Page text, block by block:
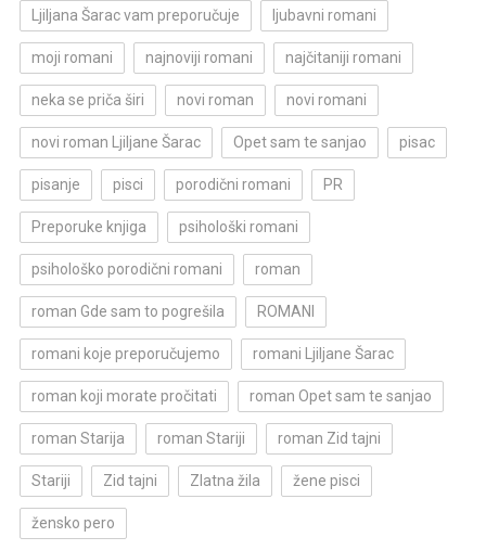
Ljiljana Šarac vam preporučuje ljubavni romani
moji romani najnoviji romani najčitaniji romani
neka se priča širi novi roman novi romani
novi roman Ljiljane Šarac Opet sam te sanjao pisac
pisanje pisci porodični romani PR
Preporuke knjiga psihološki romani
psihološko porodični romani roman
roman Gde sam to pogrešila ROMANI
romani koje preporučujemo romani Ljiljane Šarac
roman koji morate pročitati roman Opet sam te sanjao
roman Starija roman Stariji roman Zid tajni
Stariji Zid tajni Zlatna žila žene pisci
žensko pero